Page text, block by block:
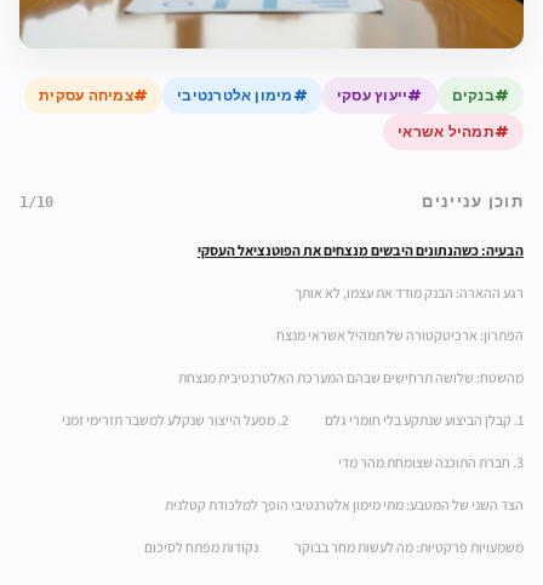
#בנקים #ייעוץ עסקי #מימון אלטרנטיבי
#צמיחה עסקית
#תמהיל אשראי
תוכן עניינים 1/10
הבעיה: כשהנתונים היבשים מנצחים את הפוטנציאל העסקי
רגע ההארה: הבנק מודד את עצמו, לא אותך
הפתרון: ארכיטקטורה של תמהיל אשראי מנצח
מהשטח: שלושה תרחישים שבהם המערכת האלטרנטיבית מנצחת
1. קבלן הביצוע שנתקע בלי חומרי גלם 2. מפעל הייצור שנקלע למשבר תזרימי זמני
3. חברת התוכנה שצומחת מהר מדי
הצד השני של המטבע: מתי מימון אלטרנטיבי הופך למלכודת קטלנית
משמעויות פרקטיות: מה לעשות מחר בבוקר נקודות מפתח לסיכום